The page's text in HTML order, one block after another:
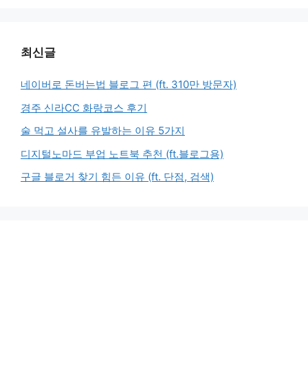
최신글
네이버로 돈버는법 블로그 편 (ft. 310만 방문자)
경주 신라CC 화랑코스 후기
술 먹고 설사를 유발하는 이유 5가지
디지털노마드 부업 노트북 추천 (ft.블로그용)
구글 블로거 찾기 힘든 이유 (ft. 단점, 검색)